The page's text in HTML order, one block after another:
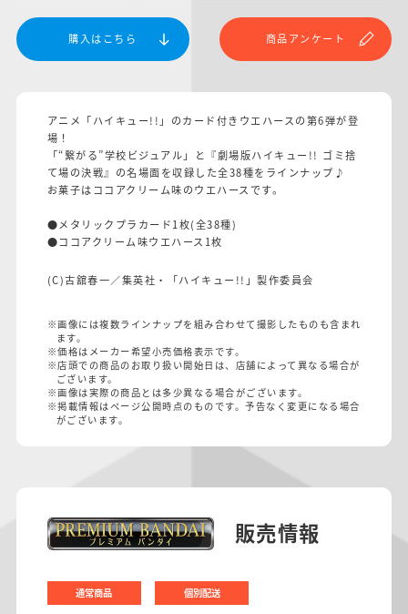
購入はこちら 商品アンケート
アニメ「ハイキュー!!」のカード付きウエハースの第6弾が登
場！
「“繋がる”学校ビジュアル」と『劇場版ハイキュー!! ゴミ捨
て場の決戦』の名場面を収録した全38種をラインナップ♪
お菓子はココアクリーム味のウエハースです。
●メタリックプラカード1枚(全38種)
●ココアクリーム味ウエハース1枚
(C)古舘春一／集英社・「ハイキュー!!」製作委員会
※画像には複数ラインナップを組み合わせて撮影したものも含まれ
ます。
※価格はメーカー希望小売価格表示です。
※店頭での商品のお取り扱い開始日は、店舗によって異なる場合が
ございます。
※画像は実際の商品とは多少異なる場合がございます。
※掲載情報はページ公開時点のものです。予告なく変更になる場合
がございます。
販売情報
通常商品 個別配送